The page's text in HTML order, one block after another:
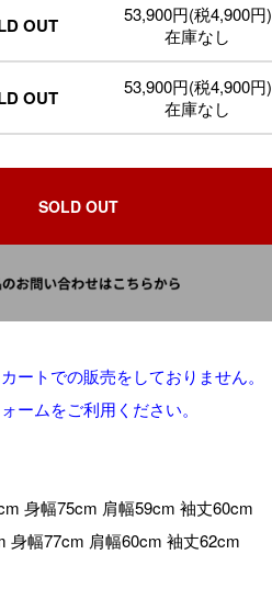
OUT
53,900円(税4,900円)
在庫なし
OUT
53,900円(税4,900円)
在庫なし
SOLD OUT
ートでの販売をしておりません。
ームをご利用ください。
身幅75cm 肩幅59cm 袖丈60cm
身幅77cm 肩幅60cm 袖丈62cm